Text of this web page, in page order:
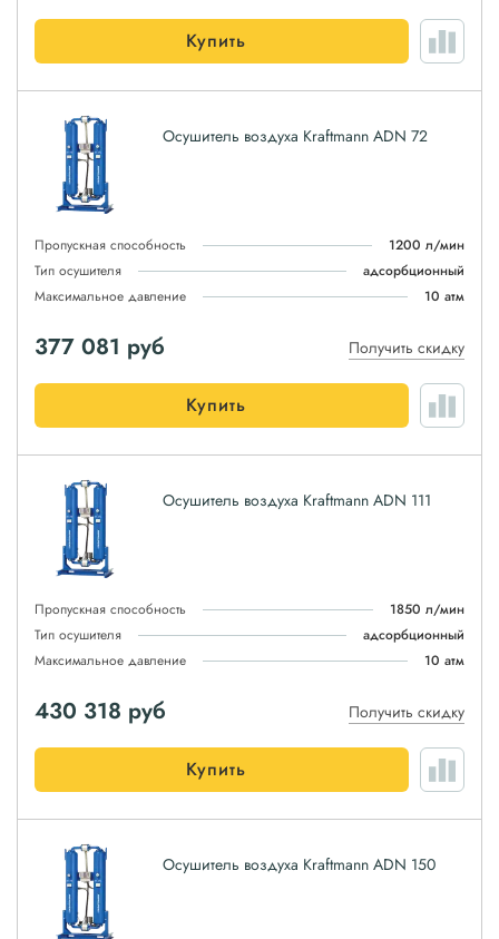
Купить
Осушитель воздуха Kraftmann ADN 72
Пропускная способность
1200 л/мин
Тип осушителя
адсорбционный
Максимальное давление
10 атм
377 081 руб Получить скидку
Купить
Осушитель воздуха Kraftmann ADN 111
Пропускная способность
1850 л/мин
Тип осушителя
адсорбционный
Максимальное давление
10 атм
430 318 руб Получить скидку
Купить
Осушитель воздуха Kraftmann ADN 150